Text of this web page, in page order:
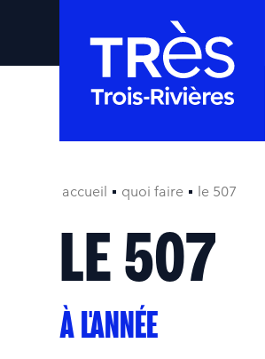
accueil quoi faire le 507
LE 507
À L'ANNÉE